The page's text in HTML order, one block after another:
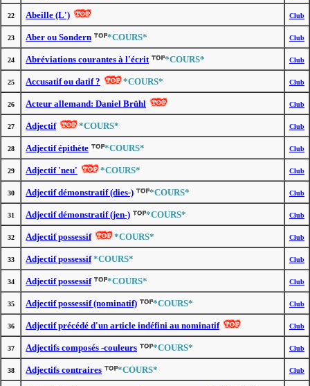
22 Abeille (L') Club
23 Aber ou Sondern *COURS* Club
24 Abréviations courantes à l'écrit *COURS* Club
25 Accusatif ou datif ? *COURS* Club
26 Acteur allemand: Daniel Brühl Club
27 Adjectif *COURS* Club
28 Adjectif épithète *COURS* Club
29 Adjectif 'neu' *COURS* Club
30 Adjectif démonstratif (dies-) *COURS* Club
31 Adjectif démonstratif (jen-) *COURS* Club
32 Adjectif possessif *COURS* Club
33 Adjectif possessif *COURS* Club
34 Adjectif possessif *COURS* Club
35 Adjectif possessif (nominatif) *COURS* Club
36 Adjectif précédé d'un article indéfini au nominatif Club
37 Adjectifs composés -couleurs *COURS* Club
38 Adjectifs contraires *COURS* Club